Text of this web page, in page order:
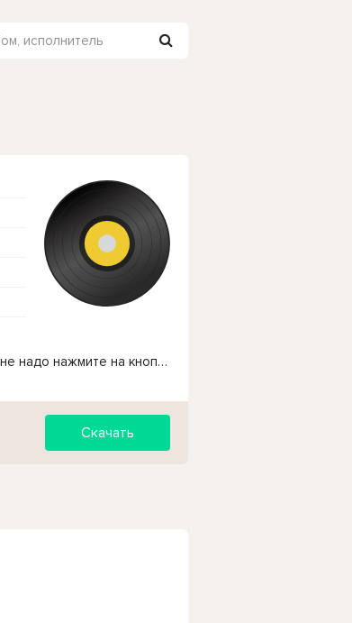
Чтобы прослушать онлайн песню Руслан Добрый - Мне не надо нажмите на кнопку плей с светом зелений
Скачать